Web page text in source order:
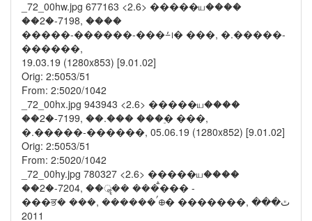
_72_00hw.jpg 677163 <2.6> �����ய����
��2�-7198, ����
�����-������-���⨩᪨� ���, �.�����-
������,
19.03.19 (1280x853) [9.01.02]
Orig: 2:5053/51
From: 2:5020/1042
_72_00hx.jpg 943943 <2.6> �����ய����
��2�-7199, ��.��� ���࣮� ���,
�.�����-������, 05.06.19 (1280x852) [9.01.02]
Orig: 2:5053/51
From: 2:5020/1042
_72_00hy.jpg 780327 <2.6> �����ய����
��2�-7204, ��ॣ�� ���ࠫ��� -
���ਭ� ���, ������ࠤ᪠� �������, ﭢ���
2011